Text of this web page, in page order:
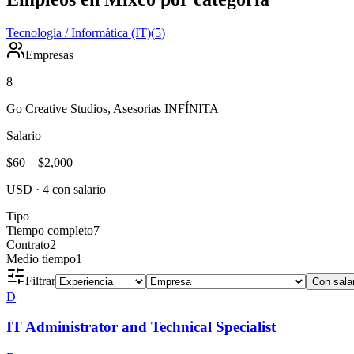
Tecnología / Informática (IT)(5)
Empresas
8
Go Creative Studios, Asesorias INFÍNITA
Salario
$60 – $2,000
USD · 4 con salario
Tipo
Tiempo completo7
Contrato2
Medio tiempo1
Filtrar
Con
D
IT Administrator and Technical Specialist